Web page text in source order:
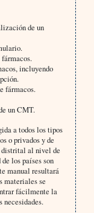
de un
incluyendo
fármacos.
un CMT.
a todos los tipos
o privados y de
distrital al nivel de
los países son
manual resultará
materiales se
fácilmente la
necesidades.